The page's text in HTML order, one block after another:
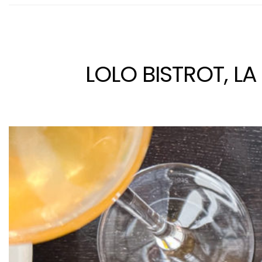
LOLO BISTROT,